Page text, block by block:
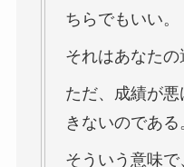
ちらでもいい。
それはあなたの
ただ、成績が
きないのである
そういう意味